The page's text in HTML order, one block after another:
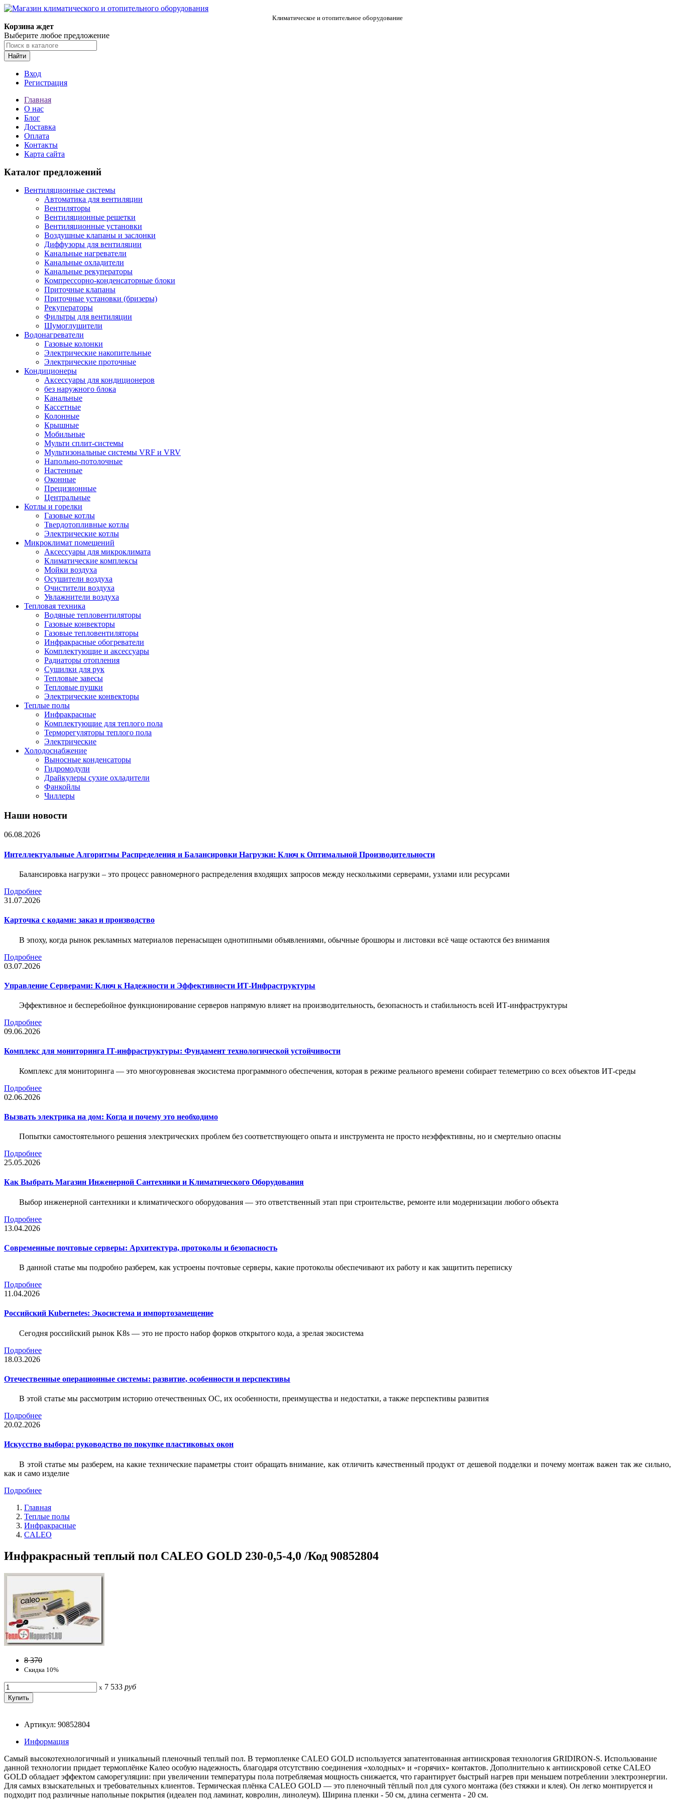
Климатическое и отопительное оборудование
Корзина ждет
Выберите любое предложение
Найти
Вход
Регистрация
Главная
О нас
Блог
Доставка
Оплата
Контакты
Карта сайта
Каталог предложений
Вентиляционные системы
Автоматика для вентиляции
Вентиляторы
Вентиляционные решетки
Вентиляционные установки
Воздушные клапаны и заслонки
Диффузоры для вентиляции
Канальные нагреватели
Канальные охладители
Канальные рекуператоры
Компрессорно-конденсаторные блоки
Приточные клапаны
Приточные установки (бризеры)
Рекуператоры
Фильтры для вентиляции
Шумоглушители
Водонагреватели
Газовые колонки
Электрические накопительные
Электрические проточные
Кондиционеры
Аксессуары для кондиционеров
без наружного блока
Канальные
Кассетные
Колонные
Крышные
Мобильные
Мульти сплит-системы
Мультизональные системы VRF и VRV
Напольно-потолочные
Настенные
Оконные
Прецизионные
Центральные
Котлы и горелки
Газовые котлы
Твердотопливные котлы
Электрические котлы
Микроклимат помещений
Аксессуары для микроклимата
Климатические комплексы
Мойки воздуха
Осушители воздуха
Очистители воздуха
Увлажнители воздуха
Тепловая техника
Водяные тепловентиляторы
Газовые конвекторы
Газовые тепловентиляторы
Инфракрасные обогреватели
Комплектующие и аксессуары
Радиаторы отопления
Сушилки для рук
Тепловые завесы
Тепловые пушки
Электрические конвекторы
Теплые полы
Инфракрасные
Комплектующие для теплого пола
Терморегуляторы теплого пола
Электрические
Холодоснабжение
Выносные конденсаторы
Гидромодули
Драйкулеры сухие охладители
Фанкойлы
Чиллеры
Наши новости
06.08.2026
Интеллектуальные Алгоритмы Распределения и Балансировки Нагрузки: Ключ к Оптимальной Производительности
Балансировка нагрузки – это процесс равномерного распределения входящих запросов между несколькими серверами, узлами или ресурсами
Подробнее
31.07.2026
Карточка c кодами: заказ и производство
В эпоху, когда рынок рекламных материалов перенасыщен однотипными объявлениями, обычные брошюры и листовки всё чаще остаются без внимания
Подробнее
03.07.2026
Управление Серверами: Ключ к Надежности и Эффективности ИТ-Инфраструктуры
Эффективное и бесперебойное функционирование серверов напрямую влияет на производительность, безопасность и стабильность всей ИТ-инфраструктуры
Подробнее
09.06.2026
Комплекс для мониторинга IT-инфраструктуры: Фундамент технологической устойчивости
Комплекс для мониторинга — это многоуровневая экосистема программного обеспечения, которая в режиме реального времени собирает телеметрию со всех объектов ИТ-среды
Подробнее
02.06.2026
Вызвать электрика на дом: Когда и почему это необходимо
Попытки самостоятельного решения электрических проблем без соответствующего опыта и инструмента не просто неэффективны, но и смертельно опасны
Подробнее
25.05.2026
Как Выбрать Магазин Инженерной Сантехники и Климатического Оборудования
Выбор инженерной сантехники и климатического оборудования — это ответственный этап при строительстве, ремонте или модернизации любого объекта
Подробнее
13.04.2026
Современные почтовые серверы: Архитектура, протоколы и безопасность
В данной статье мы подробно разберем, как устроены почтовые серверы, какие протоколы обеспечивают их работу и как защитить переписку
Подробнее
11.04.2026
Российский Kubernetes: Экосистема и импортозамещение
Сегодня российский рынок K8s — это не просто набор форков открытого кода, а зрелая экосистема
Подробнее
18.03.2026
Отечественные операционные системы: развитие, особенности и перспективы
В этой статье мы рассмотрим историю отечественных ОС, их особенности, преимущества и недостатки, а также перспективы развития
Подробнее
20.02.2026
Искусство выбора: руководство по покупке пластиковых окон
В этой статье мы разберем, на какие технические параметры стоит обращать внимание, как отличить качественный продукт от дешевой подделки и почему монтаж важен так же сильно,
как и само изделие
Подробнее
Главная
Теплые полы
Инфракрасные
CALEO
Инфракрасный теплый пол CALEO GOLD 230-0,5-4,0 /Код 90852804
8 370
Скидка 10%
x 7 533 руб
Артикул: 90852804
Информация
Самый высокотехнологичный и уникальный пленочный теплый пол. В термопленке CALEO GOLD используется запатентованная антиискровая технология GRIDIRON-S. Использование
данной технологии придает термоплёнке Калео особую надежность, благодаря отсутствию соединения «холодных» и «горячих» контактов. Дополнительно к антиискровой сетке CALEO
GOLD обладает эффектом саморегуляции: при увеличении температуры пола потребляемая мощность снижается, что гарантирует быстрый нагрев при меньшем потреблении электроэнергии.
Для самых взыскательных и требовательных клиентов. Термическая плёнка CALEO GOLD — это пленочный тёплый пол для сухого монтажа (без стяжки и клея). Он легко монтируется и
подходит под различные напольные покрытия (идеален под ламинат, ковролин, линолеум). Ширина пленки - 50 см, длина сегмента - 20 см.